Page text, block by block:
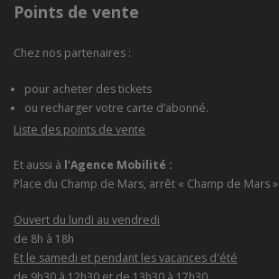
Points de vente
Chez nos partenaires :
pour acheter des tickets
ou recharger votre carte d’abonné.
Liste des points de vente
Et aussi à l'Agence Mobilité :
Place du Champ de Mars, arrêt « Champ de Mars »
Ouvert du lundi au vendredi
de 8h à 18h
Et le samedi et pendant les vacances d'été